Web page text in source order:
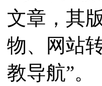
文章，其
物、网站
教导航”。